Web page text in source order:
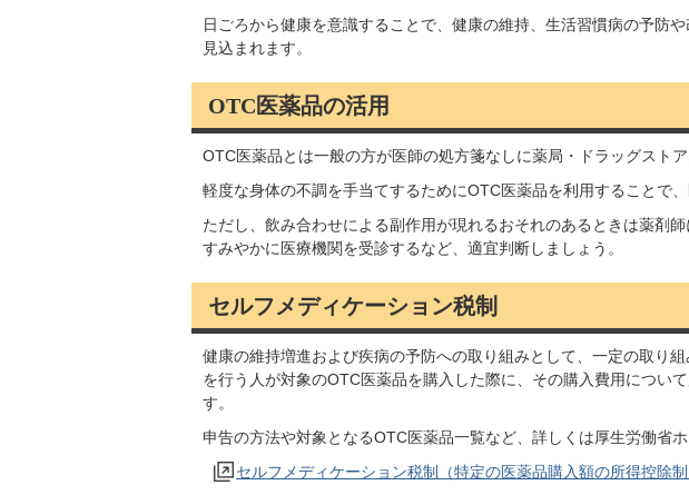
日ごろから健康を意識することで、健康の維持、生活習慣病の予防
見込まれます。
OTC医薬品の活用
OTC医薬品とは一般の方が医師の処方箋なしに薬局・ドラッグスト
軽度な身体の不調を手当てするためにOTC医薬品を利用することで
ただし、飲み合わせによる副作用が現れるおそれのあるときは薬剤
すみやかに医療機関を受診するなど、適宜判断しましょう。
セルフメディケーション税制
健康の維持増進および疾病の予防への取り組みとして、一定の取り組
を行う人が対象のOTC医薬品を購入した際に、その購入費用につい
す。
申告の方法や対象となるOTC医薬品一覧など、詳しくは厚生労働省
セルフメディケーション税制（特定の医薬品購入額の所得控除